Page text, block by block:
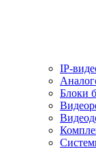
IP-
Блоки